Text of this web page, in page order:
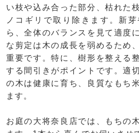
い枝や込み合った部分、枯れた
ノコギリで取り除きます。新
ら、全体のバランスを見て適度
な剪定は木の成長を弱めるため
重要です。特に、樹形を整える
する間引きがポイントです。適
の木は健康に育ち、良質なもち
ます。
お庭の大将奈良店では、もちの